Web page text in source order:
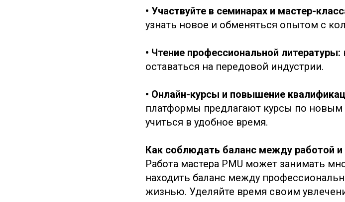
• Участвуйте в семинарах и мастер-
узнать новое и обменяться опытом с
• Чтение профессиональной литературы:
оставаться на передовой индустрии.
• Онлайн-курсы и повышение
платформы предлагают курсы по новым
учиться в удобное время.
Как соблюдать баланс между работой
Работа мастера PMU может занимать
находить баланс между
жизнью. Уделяйте время своим